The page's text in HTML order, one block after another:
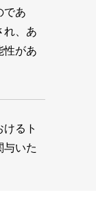
であ
れ、あ
性があ
るト
与いた